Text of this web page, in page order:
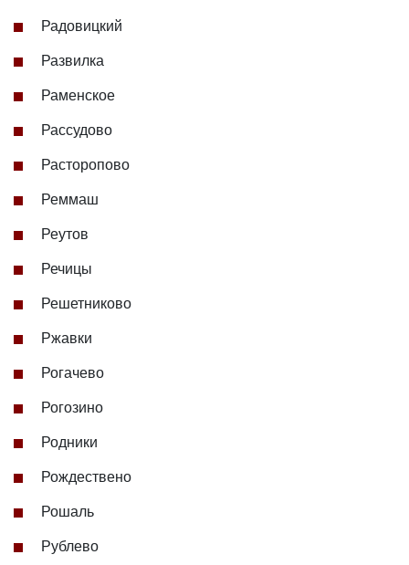
Радовицкий
Развилка
Раменское
Рассудово
Расторопово
Реммаш
Реутов
Речицы
Решетниково
Ржавки
Рогачево
Рогозино
Родники
Рождествено
Рошаль
Рублево